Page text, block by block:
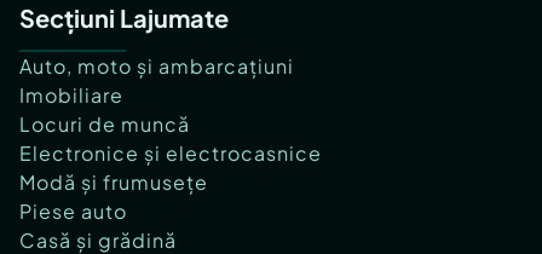
Secțiuni Lajumate
Auto, moto și ambarcațiuni
Imobiliare
Locuri de muncă
Electronice și electrocasnice
Modă și frumusețe
Piese auto
Casă și grădină